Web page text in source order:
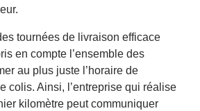
tournées de livraison efficace
en compte l’ensemble des
au plus juste l’horaire de
colis. Ainsi, l’entreprise qui réalise
kilomètre peut communiquer